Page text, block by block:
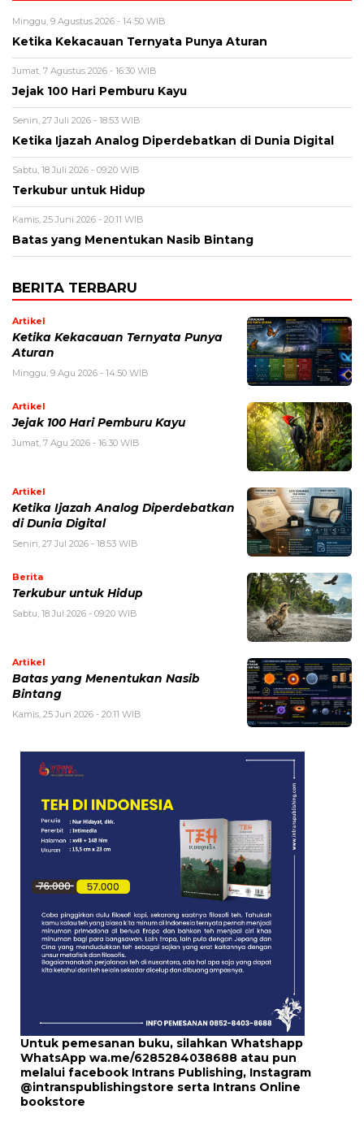
Minggu, 9 Agustus 2026 - 14:50 WIB
Ketika Kekacauan Ternyata Punya Aturan
Jumat, 7 Agustus 2026 - 16:30 WIB
Jejak 100 Hari Pemburu Kayu
Senin, 27 Juli 2026 - 18:53 WIB
Ketika Ijazah Analog Diperdebatkan di Dunia Digital
Sabtu, 18 Juli 2026 - 09:20 WIB
Terkubur untuk Hidup
Kamis, 25 Juni 2026 - 20:11 WIB
Batas yang Menentukan Nasib Bintang
BERITA TERBARU
Artikel
Ketika Kekacauan Ternyata Punya
Aturan
Minggu, 9 Agu 2026 - 14:50 WIB
Artikel
Jejak 100 Hari Pemburu Kayu
Jumat, 7 Agu 2026 - 16:30 WIB
Artikel
Ketika Ijazah Analog Diperdebatkan
di Dunia Digital
Senin, 27 Jul 2026 - 18:53 WIB
Berita
Terkubur untuk Hidup
Sabtu, 18 Jul 2026 - 09:20 WIB
Artikel
Batas yang Menentukan Nasib
Bintang
Kamis, 25 Jun 2026 - 20:11 WIB
Untuk pemesanan buku, silahkan Whatshapp
WhatsApp wa.me/6285284038688 atau pun
melalui facebook Intrans Publishing, Instagram
@intranspublishingstore serta Intrans Online
bookstore